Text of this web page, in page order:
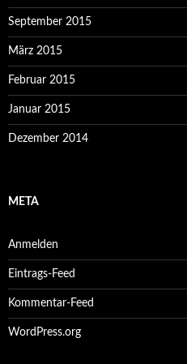
September 2015
März 2015
Februar 2015
Januar 2015
Dezember 2014
META
Anmelden
Eintrags-Feed
Kommentar-Feed
WordPress.org